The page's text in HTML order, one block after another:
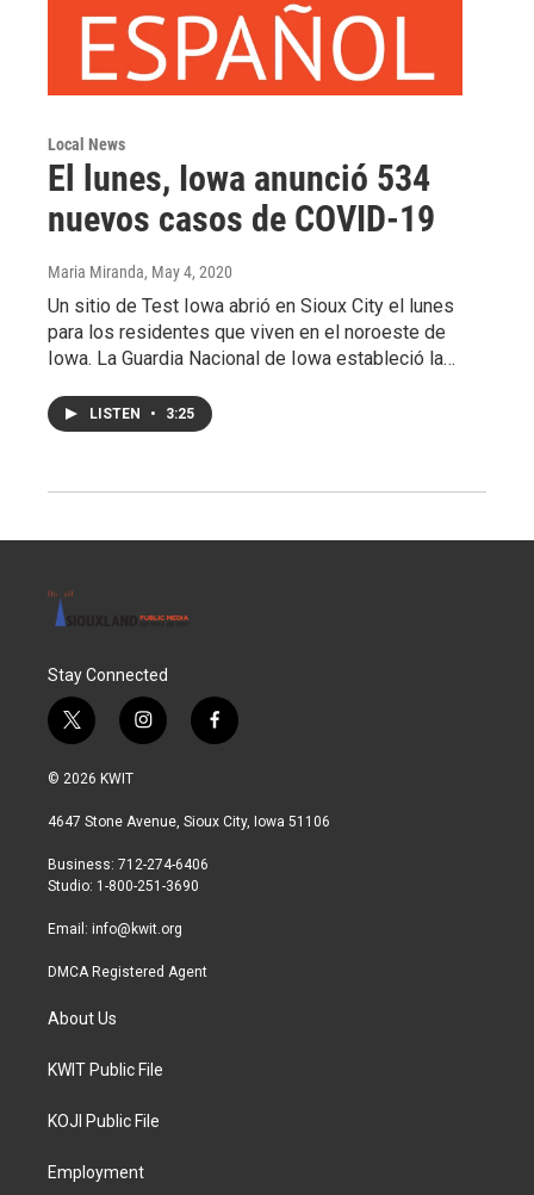
Local News
El lunes, Iowa anunció 534
nuevos casos de COVID-19
Maria Miranda, May 4, 2020
Un sitio de Test Iowa abrió en Sioux City el lunes
para los residentes que viven en el noroeste de
Iowa. La Guardia Nacional de Iowa estableció la…
LISTEN • 3:25
Stay Connected
t
w
i
t
r
i
n
a
r
a
f
a
b
© 2026 KWIT
4647 Stone Avenue, Sioux City, Iowa 51106
Business: 712-274-6406
Studio: 1-800-251-3690
Email: info@kwit.org
DMCA Registered Agent
About Us
KWIT Public File
KOJI Public File
Employment